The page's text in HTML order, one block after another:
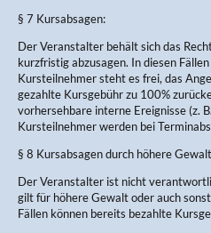
§ 7 Kursabsagen:
Der Veranstalter behält sich das
kurzfristig abzusagen. In diesen
Kursteilnehmer steht es frei, das
gezahlte Kursgebühr zu 100%
vorhersehbare interne Ereignisse (z.
Kursteilnehmer werden bei
§ 8 Kursabsagen durch höhere
Der Veranstalter ist nicht
gilt für höhere Gewalt oder auch
Fällen können bereits bezahlte